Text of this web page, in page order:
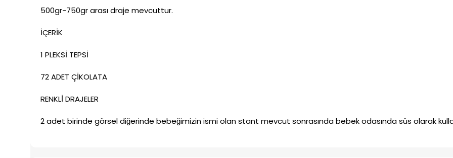
500gr-750gr arası draje mevcuttur.
İÇERİK
1 PLEKSİ TEPSİ
72 ADET ÇİKOLATA
RENKLİ DRAJELER
2 adet birinde görsel diğerinde bebeğimizin ismi olan stant mevcut sonrasında bebek odasında süs olarak